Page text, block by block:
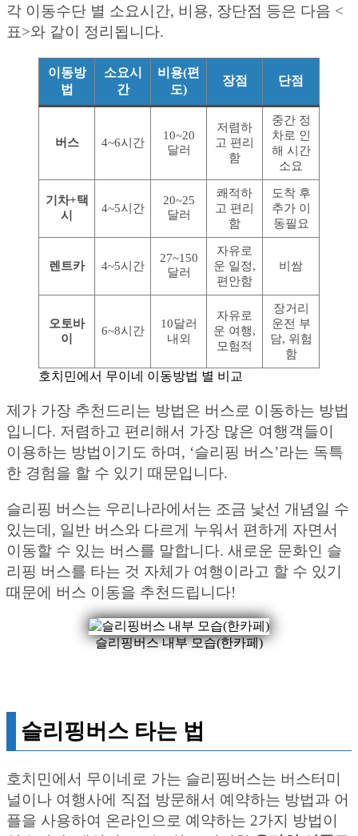
각 이동수단 별 소요시간, 비용, 장단점 등은 다음 <
표>와 같이 정리됩니다.
이동방
법
소요시
간
비용(편
도)
장점 단점
버스 4~6시간
10~20
달러
저렴하
고 편리
함
중간 정
차로 인
해 시간
소요
기차+택
시
4~5시간
20~25
달러
쾌적하
고 편리
함
도착 후
추가 이
동필요
렌트카 4~5시간
27~150
달러
자유로
운 일정,
편안함
비쌈
오토바
이
6~8시간
10달러
내외
자유로
운 여행,
모험적
장거리
운전 부
담, 위험
함
호치민에서 무이네 이동방법 별 비교
제가 가장 추천드리는 방법은 버스로 이동하는 방법
입니다. 저렴하고 편리해서 가장 많은 여행객들이
이용하는 방법이기도 하며, ‘슬리핑 버스’라는 독특
한 경험을 할 수 있기 때문입니다.
슬리핑 버스는 우리나라에서는 조금 낯선 개념일 수
있는데, 일반 버스와 다르게 누워서 편하게 자면서
이동할 수 있는 버스를 말합니다. 새로운 문화인 슬
리핑 버스를 타는 것 자체가 여행이라고 할 수 있기
때문에 버스 이동을 추천드립니다!
슬리핑버스 내부 모습(한카페)
슬리핑버스 타는 법
호치민에서 무이네로 가는 슬리핑버스는 버스터미
널이나 여행사에 직접 방문해서 예약하는 방법과 어
플을 사용하여 온라인으로 예약하는 2가지 방법이